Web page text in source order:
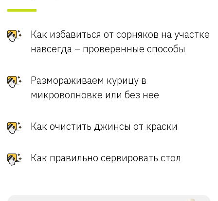
Как избавиться от сорняков на участке
навсегда – проверенные способы
Размораживаем курицу в
микроволновке или без нее
Как очистить джинсы от краски
Как правильно сервировать стол